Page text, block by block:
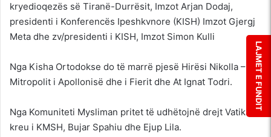
kryedioqezës së Tiranë-Durrësit, Imzot Arjan Dodaj,
presidenti i Konferencës Ipeshkvnore (KISH) Imzot Gjergj
Meta dhe zv/presidenti i KISH, Imzot Simon Kulli
Nga Kisha Ortodokse do të marrë pjesë Hirësi Nikolla –
Mitropolit i Apollonisë dhe i Fierit dhe At Ignat Todri.
Nga Komuniteti Mysliman pritet të udhëtojnë drejt Vatikanit
kreu i KMSH, Bujar Spahiu dhe Ejup Lila.
LAJMET E FUNDIT